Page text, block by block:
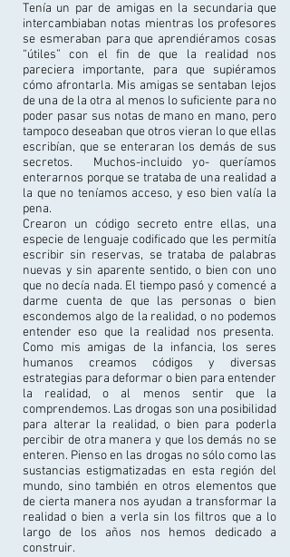
Tenía un par de amigas en la secundaria que
intercambiaban notas mientras los profesores
se esmeraban para que aprendiéramos cosas
“útiles” con el fin de que la realidad nos
pareciera importante, para que supiéramos
cómo afrontarla. Mis amigas se sentaban lejos
de una de la otra al menos lo suficiente para no
poder pasar sus notas de mano en mano, pero
tampoco deseaban que otros vieran lo que ellas
escribían, que se enteraran los demás de sus
secretos. Muchos-incluido yo- queríamos
enterarnos porque se trataba de una realidad a
la que no teníamos acceso, y eso bien valía la
pena.
Crearon un código secreto entre ellas, una
especie de lenguaje codificado que les permitía
escribir sin reservas, se trataba de palabras
nuevas y sin aparente sentido, o bien con uno
que no decía nada. El tiempo pasó y comencé a
darme cuenta de que las personas o bien
escondemos algo de la realidad, o no podemos
entender eso que la realidad nos presenta.
Como mis amigas de la infancia, los seres
humanos creamos códigos y diversas
estrategias para deformar o bien para entender
la realidad, o al menos sentir que la
comprendemos. Las drogas son una posibilidad
para alterar la realidad, o bien para poderla
percibir de otra manera y que los demás no se
enteren. Pienso en las drogas no sólo como las
sustancias estigmatizadas en esta región del
mundo, sino también en otros elementos que
de cierta manera nos ayudan a transformar la
realidad o bien a verla sin los filtros que a lo
largo de los años nos hemos dedicado a
construir.